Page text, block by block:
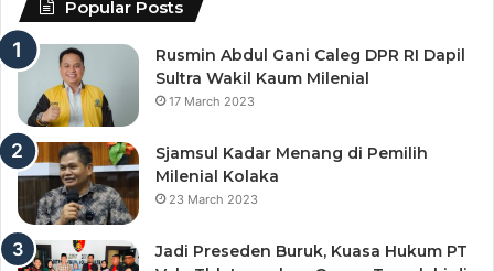
Popular Posts
Rusmin Abdul Gani Caleg DPR RI Dapil
Sultra Wakil Kaum Milenial
17 March 2023
Sjamsul Kadar Menang di Pemilih
Milenial Kolaka
23 March 2023
Jadi Preseden Buruk, Kuasa Hukum PT